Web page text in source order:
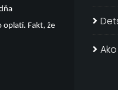
oplatí. Fakt, že